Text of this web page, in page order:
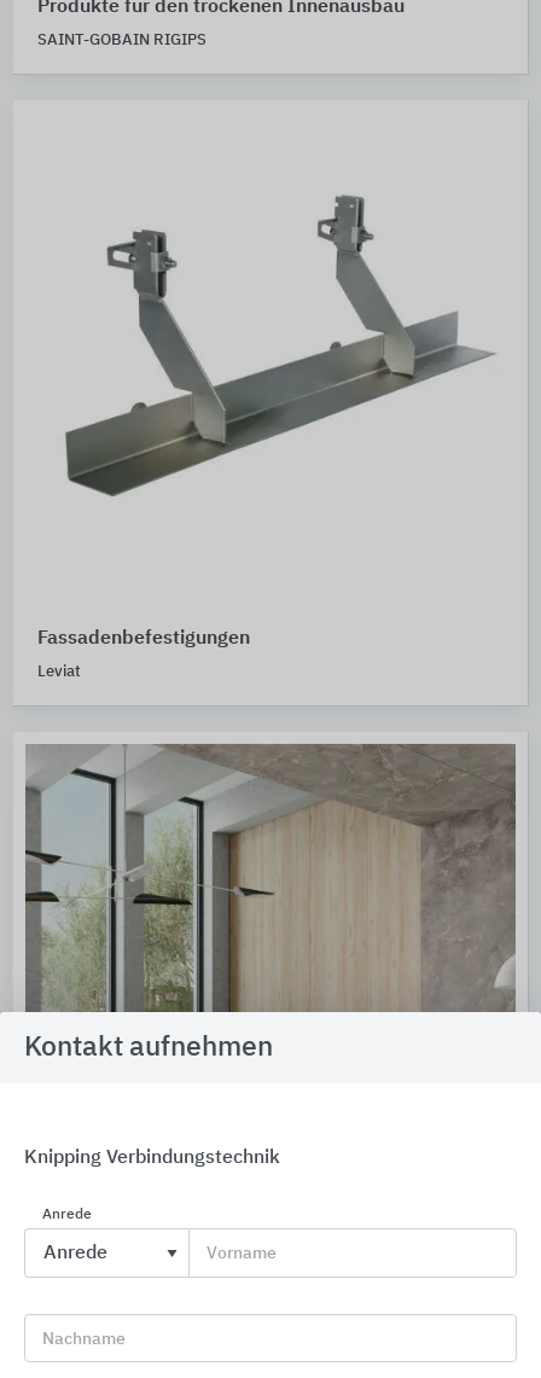
Produkte für den trockenen Innenausbau
SAINT-GOBAIN RIGIPS
Fassadenbefestigungen
Leviat
Kontakt aufnehmen
Knipping Verbindungstechnik
Anrede
Vorname
Nachname